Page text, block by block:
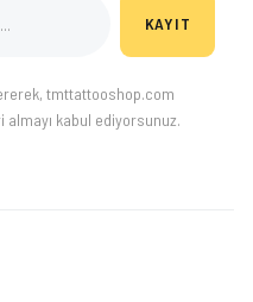
KAYIT
tmttattooshop.com
kabul ediyorsunuz.